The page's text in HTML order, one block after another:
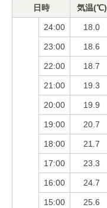
日時 気温(℃)
24:00 18.0
23:00 18.6
22:00 18.7
21:00 19.3
20:00 19.9
19:00 20.7
18:00 21.7
17:00 23.3
16:00 24.7
15:00 25.6